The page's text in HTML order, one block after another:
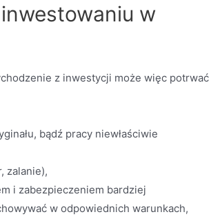
w
z inwestycji może więc potrwać
bądź pracy niewłaściwie
zalanie),
i zabezpieczeniem bardziej
w odpowiednich warunkach,